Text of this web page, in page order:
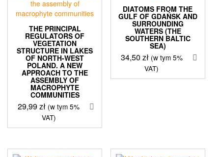
THE PRINCIPAL
REGULATORS OF
VEGETATION
STRUCTURE IN LAKES
OF NORTH-WEST
POLAND. A NEW
APPROACH TO THE
ASSEMBLY OF
MACROPHYTE
COMMUNITIES
29,99zł (w tym 5%
VAT)
DIATOMS FROM THE
GULF OF GDAŃSK AND
SURROUNDING
WATERS (THE
SOUTHERN BALTIC
SEA)
34,50 zł (w tym 5%
VAT)